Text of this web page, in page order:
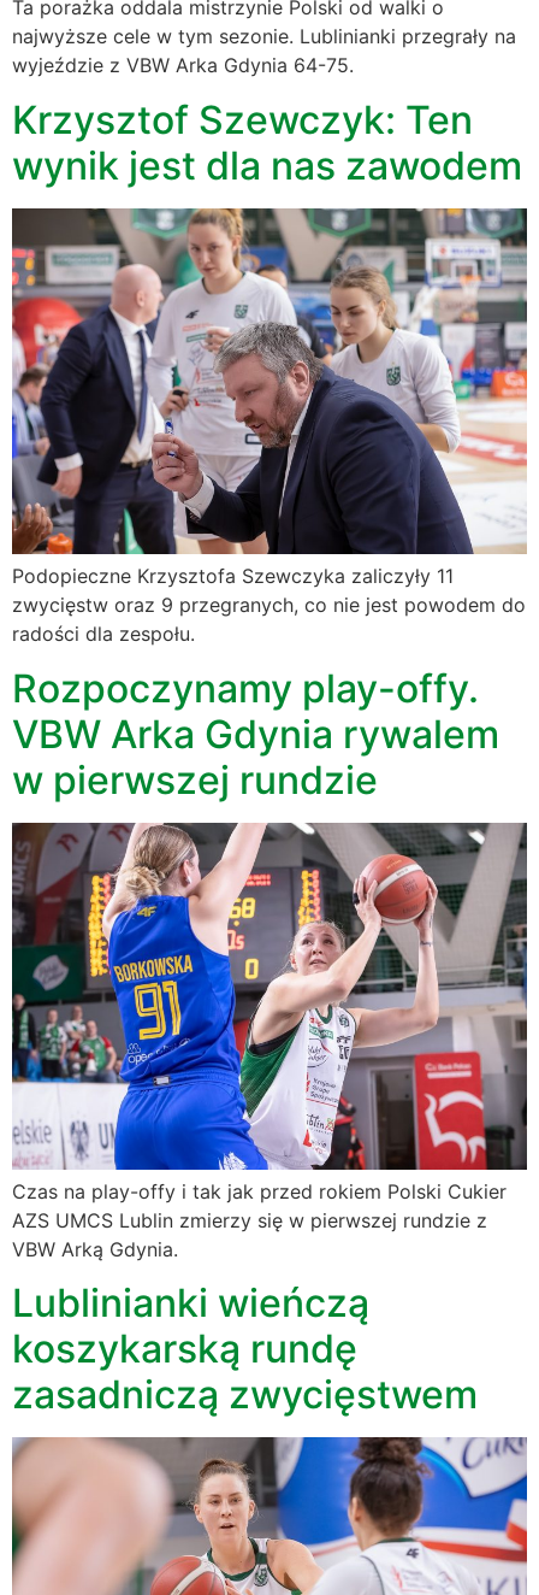
Ta porażka oddala mistrzynie Polski od walki o
najwyższe cele w tym sezonie. Lublinianki przegrały na
wyjeździe z VBW Arka Gdynia 64-75.
Krzysztof Szewczyk: Ten
wynik jest dla nas zawodem
Podopieczne Krzysztofa Szewczyka zaliczyły 11
zwycięstw oraz 9 przegranych, co nie jest powodem do
radości dla zespołu.
Rozpoczynamy play-offy.
VBW Arka Gdynia rywalem
w pierwszej rundzie
Czas na play-offy i tak jak przed rokiem Polski Cukier
AZS UMCS Lublin zmierzy się w pierwszej rundzie z
VBW Arką Gdynia.
Lublinianki wieńczą
koszykarską rundę
zasadniczą zwycięstwem